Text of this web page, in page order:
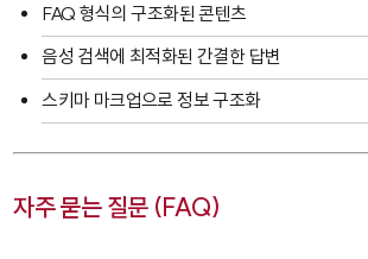
FAQ 형식의 구조화된 콘텐츠
음성 검색에 최적화된 간결한 답변
스키마 마크업으로 정보 구조화
자주 묻는 질문 (FAQ)